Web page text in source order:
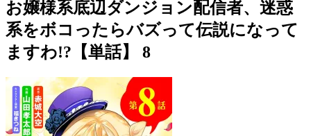
お嬢様系底辺ダンジョン配信者、迷惑
系をボコったらバズって伝説になって
ますわ!?【単話】 8